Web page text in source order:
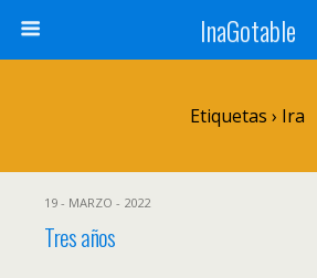
InaGotable
Etiquetas › Ira
19 - MARZO - 2022
Tres años